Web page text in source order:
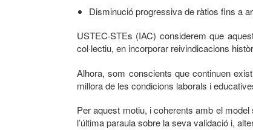
Disminució progressiva de ràtios fins a
USTEC·STEs (IAC) considerem que
col·lectiu, en incorporar reivindicacions
Alhora, som conscients que continuen
millora de les condicions laborals i
Per aquest motiu, i coherents amb el
l’última paraula sobre la seva validació i,